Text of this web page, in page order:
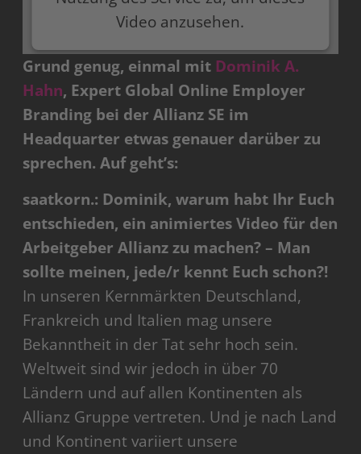
Video anzusehen.
Mehr Informationen
Akzeptieren
powered by Usercentrics Consent Management
Platform
Grund genug, einmal mit Dominik A.
Hahn, Expert Global Online Employer
Branding bei der Allianz SE im
Headquarter etwas genauer darüber zu
sprechen. Auf geht’s:
saatkorn.: Dominik, warum habt Ihr Euch
entschieden, ein animiertes Video für den
Arbeitgeber Allianz zu machen? – Man
sollte meinen, jede/r kennt Euch schon?!
In unseren Kernmärkten Deutschland,
Frankreich und Italien mag unsere
Bekanntheit in der Tat sehr hoch sein.
Weltweit sind wir jedoch in über 70
Ländern und auf allen Kontinenten als
Allianz Gruppe vertreten. Und je nach Land
und Kontinent variiert unsere